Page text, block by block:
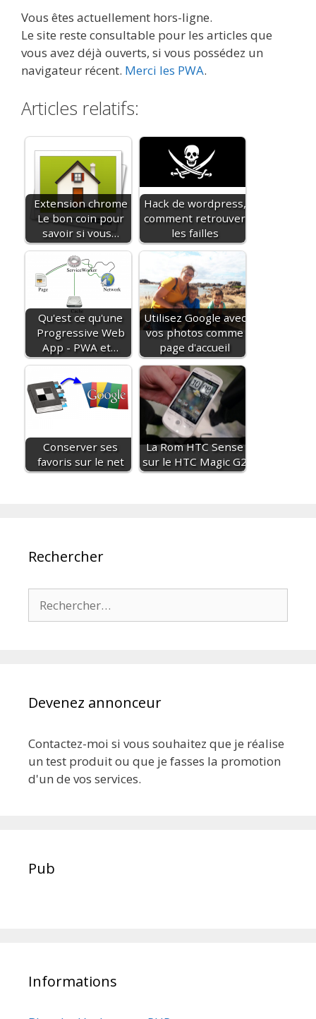
Vous êtes actuellement hors-ligne.
Le site reste consultable pour les articles que
vous avez déjà ouverts, si vous possédez un
navigateur récent. Merci les PWA.
Articles relatifs:
Extension chrome
Le bon coin pour
savoir si vous…
Hack de wordpress,
comment retrouver
les failles
Qu'est ce qu'une
Progressive Web
App - PWA et…
Utilisez Google avec
vos photos comme
page d'accueil
Conserver ses
favoris sur le net
La Rom HTC Sense
sur le HTC Magic G2
Rechercher
Devenez annonceur
Contactez-moi si vous souhaitez que je réalise
un test produit ou que je fasses la promotion
d'un de vos services.
Pub
Informations